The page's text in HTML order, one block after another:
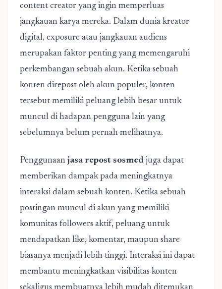
content creator yang ingin memperluas
jangkauan karya mereka. Dalam dunia kreator
digital, exposure atau jangkauan audiens
merupakan faktor penting yang memengaruhi
perkembangan sebuah akun. Ketika sebuah
konten direpost oleh akun populer, konten
tersebut memiliki peluang lebih besar untuk
muncul di hadapan pengguna lain yang
sebelumnya belum pernah melihatnya.
Penggunaan jasa repost sosmed juga dapat
memberikan dampak pada meningkatnya
interaksi dalam sebuah konten. Ketika sebuah
postingan muncul di akun yang memiliki
komunitas followers aktif, peluang untuk
mendapatkan like, komentar, maupun share
biasanya menjadi lebih tinggi. Interaksi ini dapat
membantu meningkatkan visibilitas konten